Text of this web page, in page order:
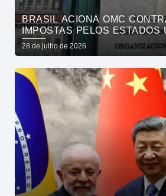
BRASIL ACIONA OMC
IMPOSTAS PELOS ESTADOS
28 de julho de 2026